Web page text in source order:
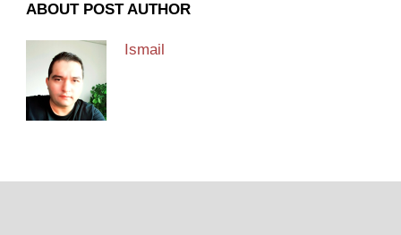
ABOUT POST AUTHOR
Ismail